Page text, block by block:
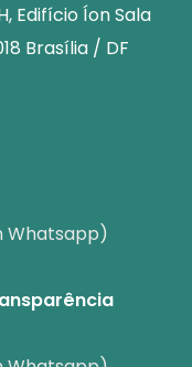
Edifício Íon Sala
Brasília / DF
Whatsapp)